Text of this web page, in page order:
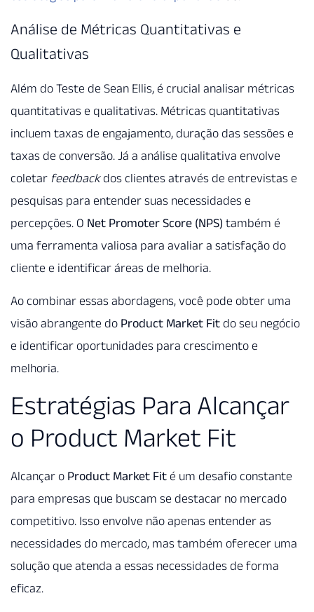
Análise de Métricas Quantitativas e
Qualitativas
Além do Teste de Sean Ellis, é crucial analisar métricas
quantitativas e qualitativas. Métricas quantitativas
incluem taxas de engajamento, duração das sessões e
taxas de conversão. Já a análise qualitativa envolve
coletar feedbackdos clientes através de entrevistas e
pesquisas para entender suas necessidades e
percepções. O Net Promoter Score (NPS) também é
uma ferramenta valiosa para avaliar a satisfação do
cliente e identificar áreas de melhoria.
Ao combinar essas abordagens, você pode obter uma
visão abrangente do Product Market Fit do seu negócio
e identificar oportunidades para crescimento e
melhoria.
Estratégias Para Alcançar
o Product Market Fit
Alcançar o Product Market Fit é um desafio constante
para empresas que buscam se destacar no mercado
competitivo. Isso envolve não apenas entender as
necessidades do mercado, mas também oferecer uma
solução que atenda a essas necessidades de forma
eficaz.